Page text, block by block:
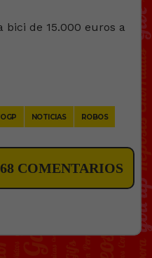
NOTICIAS ROBOS
68 COMENTARIOS